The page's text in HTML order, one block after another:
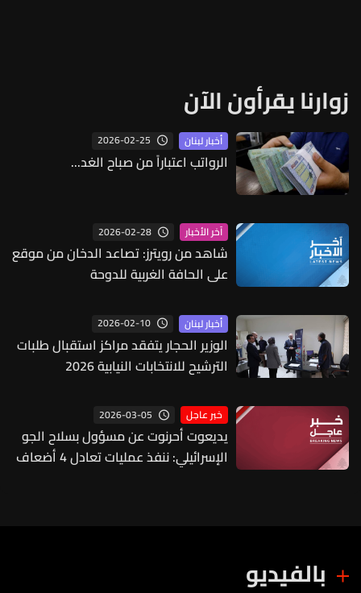
زوارنا يقرأون الآن
أخبار لبنان 2026-02-25
الرواتب اعتباراً من صباح الغد...
آخر الأخبار 2026-02-28
شاهد من رويترز: تصاعد الدخان من موقع
على الحافة الغربية للدوحة
أخبار لبنان 2026-02-10
الوزير الحجار يتفقد مراكز استقبال طلبات
الترشيح للانتخابات النيابية 2026
خبر عاجل 2026-03-05
يديعوت أحرنوت عن مسؤول بسلاح الجو
الإسرائيلي: ننفذ عمليات تعادل 4 أضعاف
بالفيديو